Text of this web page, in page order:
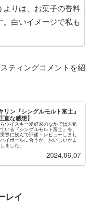
よりは、お菓子の香料
白いイメージで私も
ティングコメントを紹
リン『シングルモルト富士』
直な感想】
ウイスキー愛好家のなかでは人気
いる『シングルモルト富士』を、
際に飲んで評価・レビューしまし
イボールに合うか、おいしいかま
ました。
2024.06.07
レイ